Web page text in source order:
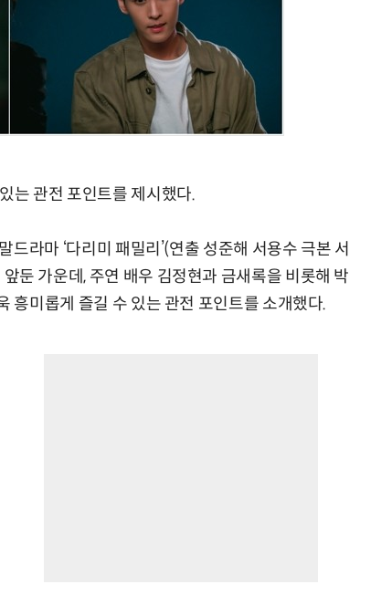
는 관전 포인트를 제시했다.
라마 ‘다리미 패밀리’(연출 성준해 서용수 극본 서
둔 가운데, 주연 배우 김정현과 금새록을 비롯해 박
흥미롭게 즐길 수 있는 관전 포인트를 소개했다.